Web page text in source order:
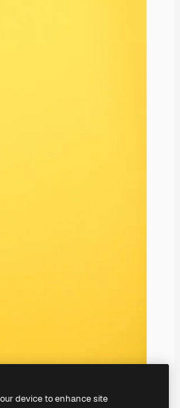
device to enhance site